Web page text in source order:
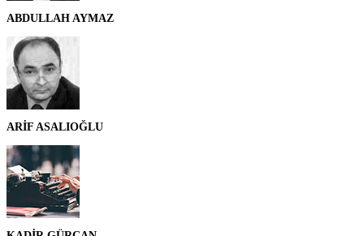
ABDULLAH AYMAZ
ARİF ASALIOĞLU